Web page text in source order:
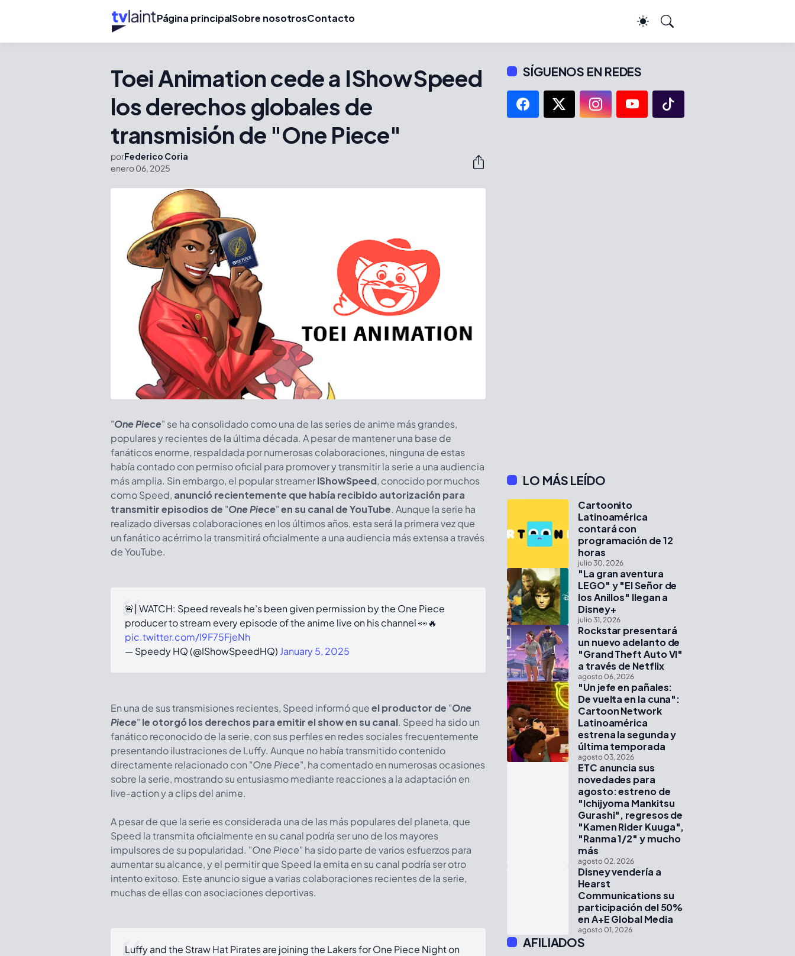
Página principalSobre nosotrosContacto
Toei Animation cede a IShowSpeed
los derechos globales de
transmisión de "One Piece"
porFederico Coria
enero 06, 2025
"One Piece" se ha consolidado como una de las series de anime más grandes,
populares y recientes de la última década. A pesar de mantener una base de
fanáticos enorme, respaldada por numerosas colaboraciones, ninguna de estas
había contado con permiso oficial para promover y transmitir la serie a una audiencia
más amplia. Sin embargo, el popular streamerIShowSpeed, conocido por muchos
como Speed, anunció recientemente que había recibido autorización para
transmitir episodios de "One Piece"en su canal de YouTube. Aunque la serie ha
realizado diversas colaboraciones en los últimos años, esta será la primera vez que
un fanático acérrimo la transmitirá oficialmente a una audiencia más extensa a través
de YouTube.
🚨| WATCH: Speed reveals he’s been given permission by the One Piece
producer to stream every episode of the anime live on his channel 👀🔥
pic.twitter.com/I9F75FjeNh
— Speedy HQ (@IShowSpeedHQ) January 5, 2025
En una de sus transmisiones recientes, Speed informó queel productor de "One
Piece" le otorgó los derechos para emitir el show en su canal. Speed ha sido un
fanático reconocido de la serie, con sus perfiles en redes sociales frecuentemente
presentando ilustraciones de Luffy. Aunque no había transmitido contenido
directamente relacionado con "One Piece", ha comentado en numerosas ocasiones
sobre la serie, mostrando su entusiasmo mediante reacciones a la adaptación en
live-action y a clips del anime.
A pesar de que la serie es considerada una de las más populares del planeta, que
Speed la transmita oficialmente en su canal podría ser uno de los mayores
impulsores de su popularidad. "One Piece" ha sido parte de varios esfuerzos para
aumentar su alcance, y el permitir que Speed la emita en su canal podría ser otro
intento exitoso. Este anuncio sigue a varias colaboraciones recientes de la serie,
muchas de ellas con asociaciones deportivas.
Luffy and the Straw Hat Pirates are joining the Lakers for One Piece Night on
SÍGUENOS EN REDES
LO MÁS LEÍDO
Cartoonito
Latinoamérica
contará con
programación de 12
horas
julio 30, 2026
"La gran aventura
LEGO" y "El Señor de
los Anillos" llegan a
Disney+
julio 31, 2026
Rockstar presentará
un nuevo adelanto de
"Grand Theft Auto VI"
a través de Netflix
agosto 06, 2026
"Un jefe en pañales:
De vuelta en la cuna":
Cartoon Network
Latinoamérica
estrena la segunda y
última temporada
agosto 03, 2026
ETC anuncia sus
novedades para
agosto: estreno de
"Ichijyoma Mankitsu
Gurashi", regresos de
"Kamen Rider Kuuga",
"Ranma 1/2" y mucho
más
agosto 02, 2026
Disney vendería a
Hearst
Communications su
participación del 50%
en A+E Global Media
agosto 01, 2026
AFILIADOS